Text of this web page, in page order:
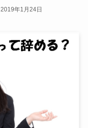
2019年1月24日